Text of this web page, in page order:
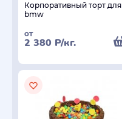
Корпоративный торт для
bmw
от
2 380 Р/кг.